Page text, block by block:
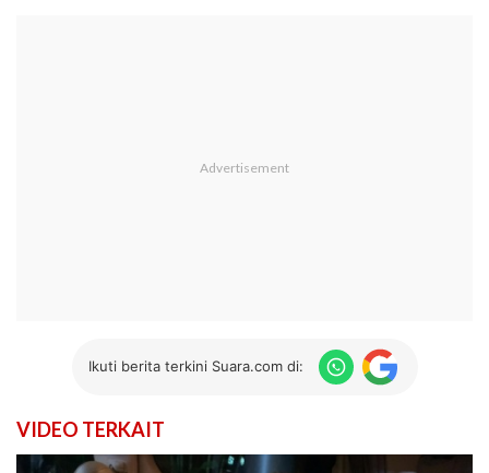
Ikuti berita terkini Suara.com di:
VIDEO TERKAIT